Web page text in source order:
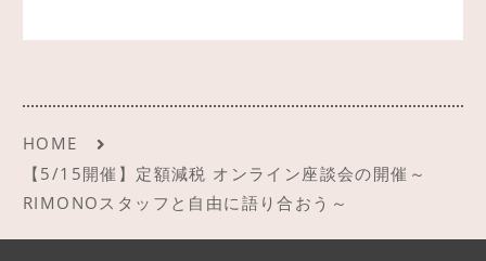
HOME
【5/15開催】定額減税 オンライン座談会の開催～
RIMONOスタッフと自由に語り合おう～